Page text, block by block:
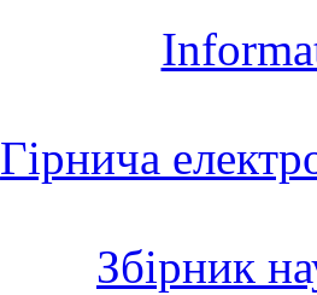
Гірнича
Збірник